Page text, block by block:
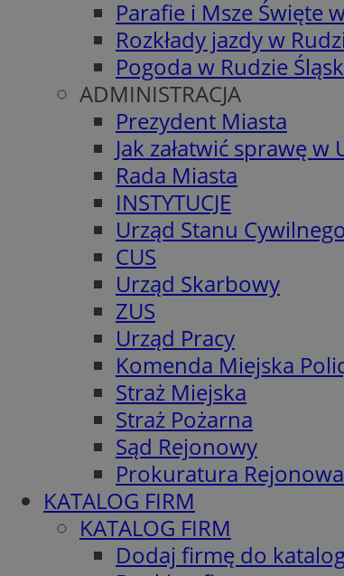
Parafie i Msze Święte
Rozkłady jazdy w
Pogoda w Rudzie
ADMINISTRACJA
Prezydent Miasta
Jak załatwić sprawę w
Rada Miasta
INSTYTUCJE
Urząd Stanu Cywilnego
CUS
Urząd Skarbowy
ZUS
Urząd Pracy
Komenda Miejska
Straż Miejska
Straż Pożarna
Sąd Rejonowy
Prokuratura Rejonowa
KATALOG FIRM
KATALOG FIRM
Dodaj firmę do